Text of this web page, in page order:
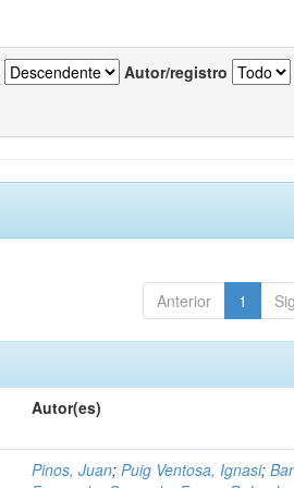
Autor/registro
Anterior 1
Autor(es)
Pinos, Juan;Puig Ventosa, Ignasi;